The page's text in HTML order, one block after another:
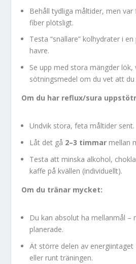
Behåll tydliga måltider, men
fiber plötsligt.
Testa “snällare” kolhydrater i
havre.
Se upp med stora mängder
sötningsmedel om du vet att du
Om du har reflux/sura
Undvik stora, feta måltider sent.
Låt det gå 2–3 timmar mellan
Testa att minska alkohol,
kaffe på kvällen (individuellt).
Om du tränar mycket:
Du kan absolut ha mellanmål –
planerade.
Ät större delen av energiintaget
eller runt träningen.